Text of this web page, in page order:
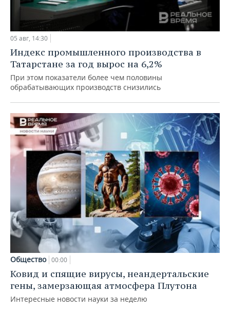
05 авг, 14:30
Индекс промышленного производства в
Татарстане за год вырос на 6,2%
При этом показатели более чем половины
обрабатывающих производств снизились
Общество 00:00
Ковид и спящие вирусы, неандертальские
гены, замерзающая атмосфера Плутона
Интересные новости науки за неделю